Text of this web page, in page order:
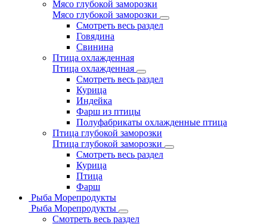
Мясо глубокой заморозки
Мясо глубокой заморозки
Смотреть весь раздел
Говядина
Свинина
Птица охлажденная
Птица охлажденная
Смотреть весь раздел
Курица
Индейка
Фарш из птицы
Полуфабрикаты охлажденные птица
Птица глубокой заморозки
Птица глубокой заморозки
Смотреть весь раздел
Курица
Птица
Фарш
Рыба Морепродукты
Рыба Морепродукты
Смотреть весь раздел